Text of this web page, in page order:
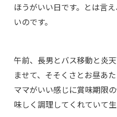
ほうがいい日です。とは言
いのです。
午前、長男とバス移動と炎
ませて、そそくさとお昼あた
ママがいい感じに賞味期限
味しく調理してくれていて生